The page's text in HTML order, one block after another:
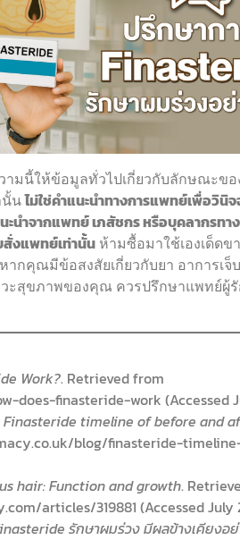
ามนี้ให้ข้อมูลทั่วไปเกี่ยวกับลักษณะข
นั้นไม่ใช่คำแนะนำทางการแพทย์เพื่อวินิ
ะนำจากแพทย์ เภสัชกร หรือบุคลากรท
สั่งแพทย์เท่านั้น ห้ามซื้อมาใช้เองเด็ดข
กคุณมีข้อสงสัยเกี่ยวกับยา อาการเจ็
ะสุขภาพของคุณ ควรปรึกษาแพทย์ผู้
Work?. Retrieved from
does-finasteride-work (Accessed
Finasteride timeline of before and
blog/finasteride-
hair: Function and growth.
articles/319881 (Accessed July
รักษาผมร่วง มีผลข้างเคียงอย่